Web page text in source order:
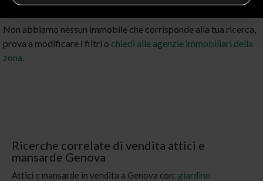
Non abbiamo nessun immobile che corrisponde alla tua ricerca,
prova a modificare i filtri o chiedi alle agenzie immobiliari della
zona.
Ricerche correlate di vendita attici e
mansarde Genova
Attici e mansarde in vendita a Genova con: giardino